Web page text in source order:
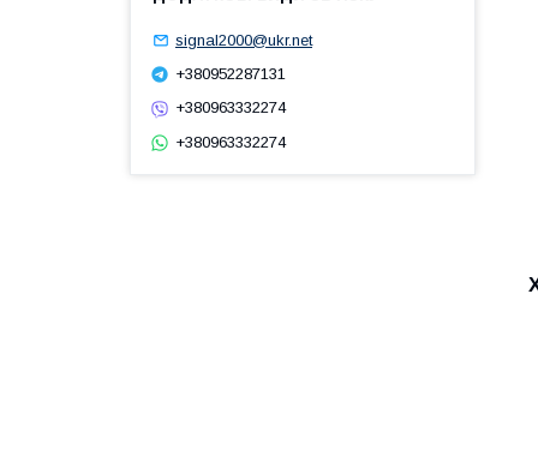
signal2000@ukr.net
+380952287131
+380963332274
+380963332274